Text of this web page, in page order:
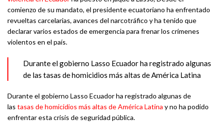
comienzo de su mandato, el presidente ecuatoriano ha enfrentado
revueltas carcelarias, avances del narcotráfico y ha tenido que
declarar varios estados de emergencia para frenar los crímenes
violentos en el país.
Durante el gobierno Lasso Ecuador ha registrado algunas
de las tasas de homicidios más altas de América Latina
Durante el gobierno Lasso Ecuador ha registrado algunas de
las tasas de homicidios más altas de América Latina y no ha podido
enfrentar esta crisis de seguridad pública.